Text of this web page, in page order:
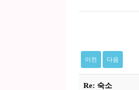
이전 다음
Re: 숙소